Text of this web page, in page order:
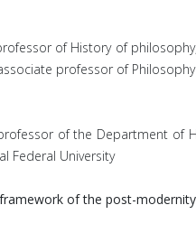
of History of
professor of
of the Department of
Federal University
of the post-modernity